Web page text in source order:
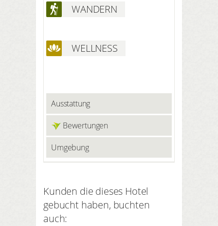
sorgfältig präparierter Loipen.
WANDERN
WELLNESS
Ausstattung
Bewertungen
Umgebung
Kunden die dieses Hotel
gebucht haben, buchten
auch: